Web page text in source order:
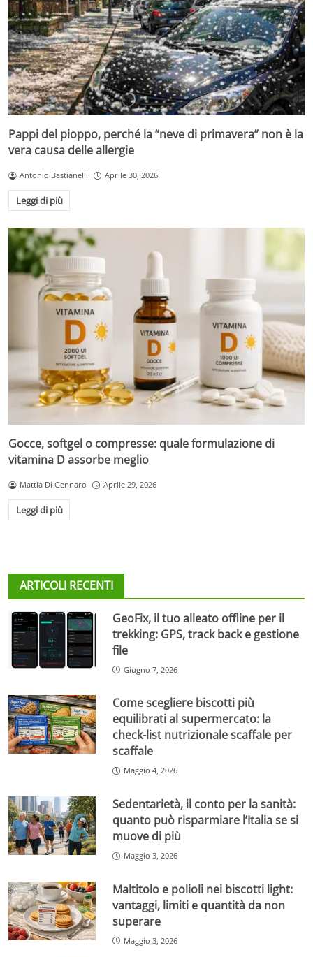
Pappi del pioppo, perché la “neve di primavera” non è la
vera causa delle allergie
Antonio Bastianelli Aprile 30, 2026
Leggi di più
Gocce, softgel o compresse: quale formulazione di
vitamina D assorbe meglio
Mattia Di Gennaro Aprile 29, 2026
Leggi di più
ARTICOLI RECENTI
GeoFix, il tuo alleato offline per il
trekking: GPS, track back e gestione
file
Giugno 7, 2026
Come scegliere biscotti più
equilibrati al supermercato: la
check-list nutrizionale scaffale per
scaffale
Maggio 4, 2026
Sedentarietà, il conto per la sanità:
quanto può risparmiare l’Italia se si
muove di più
Maggio 3, 2026
Maltitolo e polioli nei biscotti light:
vantaggi, limiti e quantità da non
superare
Maggio 3, 2026